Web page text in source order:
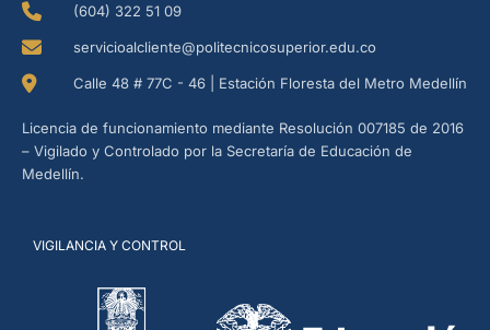
(604) 322 51 09
servicioalcliente@politecnicosuperior.edu.co
Calle 48 # 77C - 46 | Estación Floresta del Metro Medellín
Licencia de funcionamiento mediante Resolución 007185 de 2016
– Vigilado y Controlado por la Secretaría de Educación de
Medellín.
VIGILANCIA Y CONTROL